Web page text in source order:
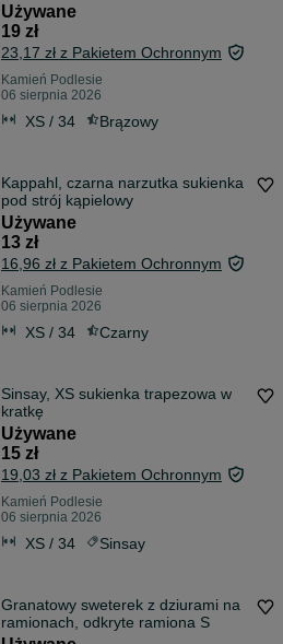
Używane
19 zł
23,17 zł z Pakietem Ochronnym
Kamień Podlesie
06 sierpnia 2026
XS / 34 Brązowy
Kappahl, czarna narzutka sukienka
pod strój kąpielowy
Używane
13 zł
16,96 zł z Pakietem Ochronnym
Kamień Podlesie
06 sierpnia 2026
XS / 34 Czarny
Sinsay, XS sukienka trapezowa w
kratkę
Używane
15 zł
19,03 zł z Pakietem Ochronnym
Kamień Podlesie
06 sierpnia 2026
XS / 34 Sinsay
Granatowy sweterek z dziurami na
ramionach, odkryte ramiona S